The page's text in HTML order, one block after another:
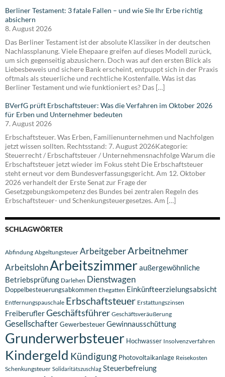
Berliner Testament: 3 fatale Fallen – und wie Sie Ihr Erbe richtig
absichern
8. August 2026
Das Berliner Testament ist der absolute Klassiker in der deutschen
Nachlassplanung. Viele Ehepaare greifen auf dieses Modell zurück,
um sich gegenseitig abzusichern. Doch was auf den ersten Blick als
Liebesbeweis und sichere Bank erscheint, entpuppt sich in der Praxis
oftmals als steuerliche und rechtliche Kostenfalle. Was ist das
Berliner Testament und wie funktioniert es? Das […]
BVerfG prüft Erbschaftsteuer: Was die Verfahren im Oktober 2026
für Erben und Unternehmer bedeuten
7. August 2026
Erbschaftsteuer. Was Erben, Familienunternehmen und Nachfolgen
jetzt wissen sollten. Rechtsstand: 7. August 2026Kategorie:
Steuerrecht / Erbschaftsteuer / Unternehmensnachfolge Warum die
Erbschaftsteuer jetzt wieder im Fokus steht Die Erbschaftsteuer
steht erneut vor dem Bundesverfassungsgericht. Am 12. Oktober
2026 verhandelt der Erste Senat zur Frage der
Gesetzgebungskompetenz des Bundes bei zentralen Regeln des
Erbschaftsteuer- und Schenkungsteuergesetzes. Am […]
SCHLAGWÖRTER
Abfindung Abgeltungsteuer ArbeitgeberArbeitnehmer
ArbeitslohnArbeitszimmeraußergewöhnliche
Betriebsprüfung Darlehen Dienstwagen
Doppelbesteuerungsabkommen Ehegatten Einkünfteerzielungsabsicht
Entfernungspauschale Erbschaftsteuer Erstattungszinsen
FreiberuflerGeschäftsführer Geschäftsveräußerung
GesellschafterGewerbesteuerGewinnausschüttung
Grunderwerbsteuer Hochwasser Insolvenzverfahren
Kindergeld Kündigung Photovoltaikanlage Reisekosten
Schenkungsteuer Solidaritätszuschlag Steuerbefreiung